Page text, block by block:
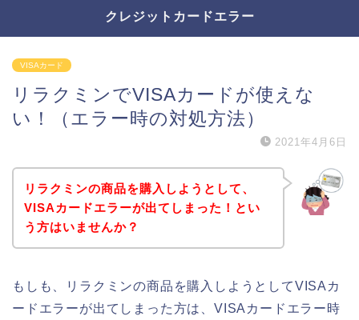
クレジットカードエラー
VISAカード
リラクミンでVISAカードが使えな
い！（エラー時の対処方法）
2021年4月6日
リラクミンの商品を購入しようとして、
VISAカードエラーが出てしまった！とい
う方はいませんか？
もしも、リラクミンの商品を購入しようとしてVISAカ
ードエラーが出てしまった方は、VISAカードエラー時